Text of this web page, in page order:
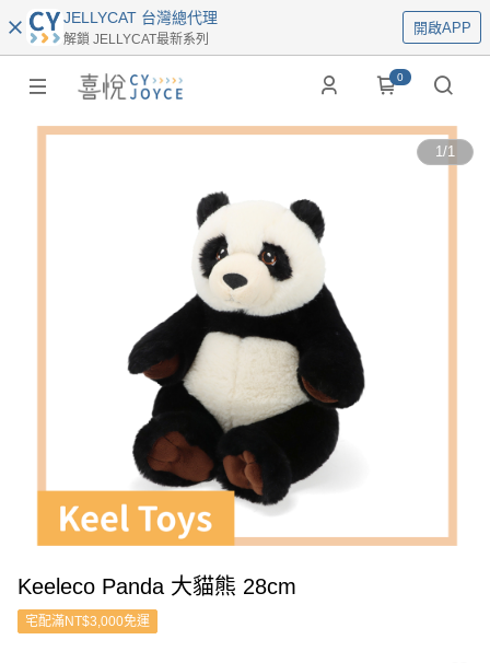
JELLYCAT 台灣總代理
解鎖 JELLYCAT最新系列
開啟APP
0
1/1
Keeleco Panda 大貓熊 28cm
宅配滿NT$3,000免運